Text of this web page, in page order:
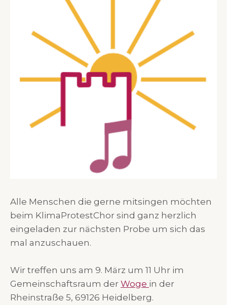
Alle Menschen die gerne mitsingen möchten
beim KlimaProtestChor sind ganz herzlich
eingeladen zur nächsten Probe um sich das
mal anzuschauen.
Wir treffen uns am 9. März um 11 Uhr im
Gemeinschaftsraum der Woge in der
Rheinstraße 5, 69126 Heidelberg.